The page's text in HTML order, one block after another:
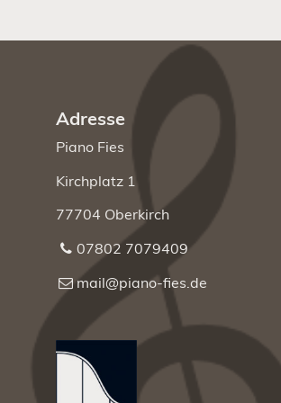
Adresse
Piano Fies
Kirchplatz 1
77704 Oberkirch
07802 7079409
mail@piano-fies.de